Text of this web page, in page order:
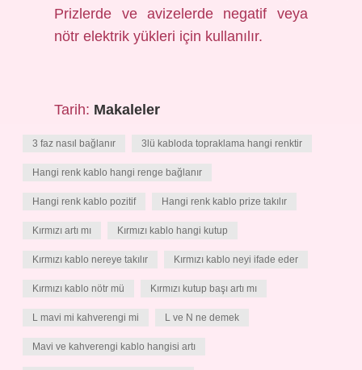
Prizlerde ve avizelerde negatif veya
nötr elektrik yükleri için kullanılır.
Tarih: Makaleler
3 faz nasıl bağlanır 3lü kabloda topraklama hangi renktir
Hangi renk kablo hangi renge bağlanır
Hangi renk kablo pozitif Hangi renk kablo prize takılır
Kırmızı artı mı Kırmızı kablo hangi kutup
Kırmızı kablo nereye takılır Kırmızı kablo neyi ifade eder
Kırmızı kablo nötr mü Kırmızı kutup başı artı mı
L mavi mi kahverengi mi L ve N ne demek
Mavi ve kahverengi kablo hangisi artı